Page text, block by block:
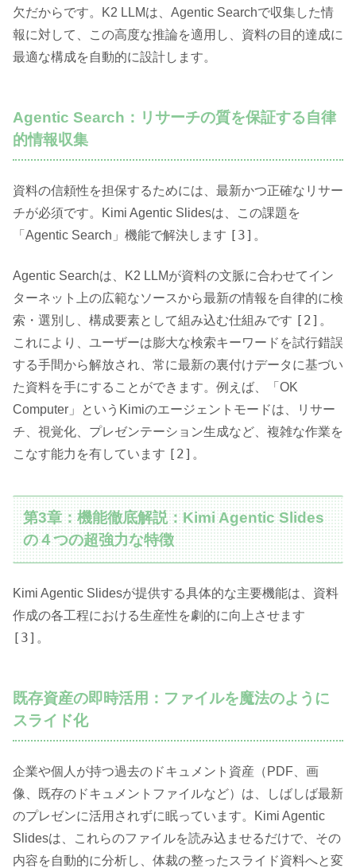
欠だからです。K2 LLMは、Agentic Searchで収集した情
報に対して、この高度な推論を適用し、資料の目的達成に
最適な構成を自動的に設計します。
Agentic Search：リサーチの質を保証する自律
的情報収集
資料の信頼性を担保するためには、最新かつ正確なリサー
チが必須です。Kimi Agentic Slidesは、この課題を
「Agentic Search」機能で解決します [3] 。
Agentic Searchは、K2 LLMが資料の文脈に合わせてイン
ターネット上の広範なソースから最新の情報を自律的に検
索・選別し、構成要素として組み込む仕組みです [2] 。
これにより、ユーザーは膨大な検索キーワードを試行錯誤
する手間から解放され、常に最新の裏付けデータに基づい
た資料を手にすることができます。例えば、「OK
Computer」というKimiのエージェントモードは、リサー
チ、視覚化、プレゼンテーション生成など、複雑な作業を
こなす能力を有しています [2] 。
第3章：機能徹底解説：Kimi Agentic Slides
の４つの超強力な特徴
Kimi Agentic Slidesが提供する具体的な主要機能は、資料
作成の各工程における生産性を劇的に向上させます
[3] 。
既存資産の即時活用：ファイルを魔法のように
スライド化
企業や個人が持つ過去のドキュメント資産（PDF、画
像、既存のドキュメントファイルなど）は、しばしば最新
のプレゼンに活用されずに眠っています。Kimi Agentic
Slidesは、これらのファイルを読み込ませるだけで、その
内容を自動的に分析し、体裁の整ったスライド資料へと変